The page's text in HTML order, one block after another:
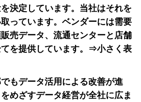
決定しています。当社はそれを
っています。ベンダーには需要
売データ、流通センターと店舗
を提供しています。⇒小さく表
もデータ活用による改善が進
めざすデータ経営が全社に広ま